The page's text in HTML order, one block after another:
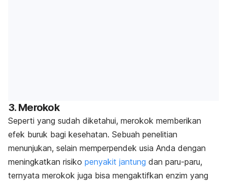
3. Merokok
Seperti yang sudah diketahui, merokok memberikan
efek buruk bagi kesehatan. Sebuah penelitian
menunjukan, selain memperpendek usia Anda dengan
meningkatkan risiko penyakit jantung dan paru-paru,
ternyata merokok juga bisa mengaktifkan enzim yang